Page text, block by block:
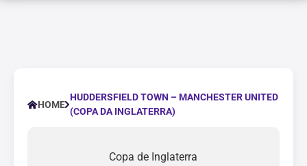
HOME
HUDDERSFIELD TOWN – MANCHESTER UNITED
(COPA DA INGLATERRA)
Copa de Inglaterra